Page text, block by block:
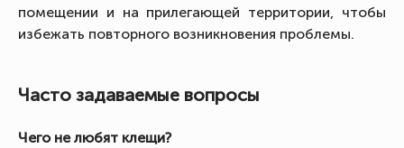
помещении и на прилегающей территории, чтобы
избежать повторного возникновения проблемы.
Часто задаваемые вопросы
Чего не любят клещи?